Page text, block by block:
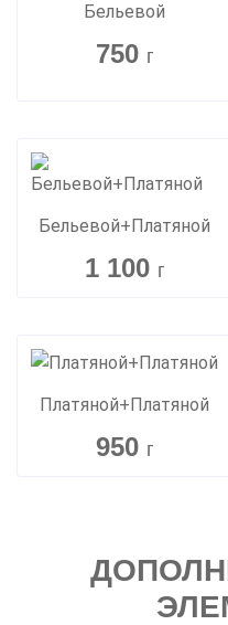
Бельевой
750 г
Бельевой+Платяной
1 100 г
Платяной+Платяной
950 г